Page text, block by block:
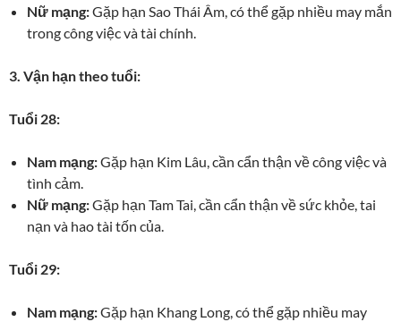
Nữ mạng:Gặp hạn Sao Thái Âm, có thể gặp nhiều may mắn
trong công việc và tài chính.
3. Vận hạn theo tuổi:
Tuổi 28:
Nam mạng:Gặp hạn Kim Lâu, cần cẩn thận về công việc và
tình cảm.
Nữ mạng:Gặp hạn Tam Tai, cần cẩn thận về sức khỏe, tai
nạn và hao tài tốn của.
Tuổi 29:
Nam mạng:Gặp hạn Khang Long, có thể gặp nhiều may